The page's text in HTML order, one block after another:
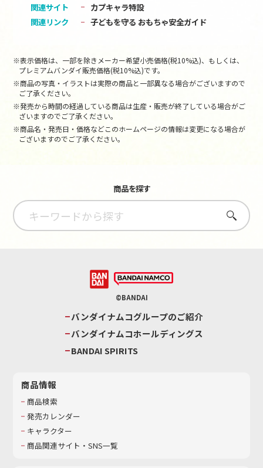
関連サイト
カプキャラ特設
関連リンク
子どもを守る おもちゃ安全ガイド
※表示価格は、一部を除きメーカー希望小売価格(税10%込)、もしくは、
プレミアムバンダイ販売価格(税10%込)です。
※商品の写真・イラストは実際の商品と一部異なる場合がございますので
ご了承ください。
※発売から時間の経過している商品は生産・販売が終了している場合がご
ざいますのでご了承ください。
※商品名・発売日・価格などこのホームページの情報は変更になる場合が
ございますのでご了承ください。
商品を探す
さがす
©BANDAI
バンダイナムコグループのご紹介
バンダイナムコホールディングス
BANDAI SPIRITS
商品情報
商品検索
発売カレンダー
キャラクター
商品関連サイト・SNS一覧